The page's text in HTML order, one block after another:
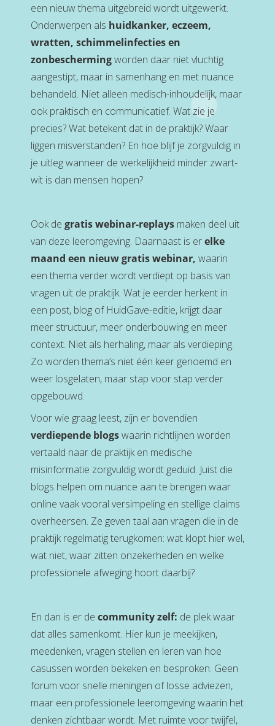
een nieuw thema uitgebreid wordt uitgewerkt.
Onderwerpen als huidkanker, eczeem,
wratten, schimmelinfecties en
zonbeschermingworden daar niet vluchtig
aangestipt, maar in samenhang en met nuance
behandeld. Niet alleen medisch-inhoudelijk, maar
ook praktisch en communicatief. Wat zie je
precies? Wat betekent dat in de praktijk? Waar
liggen misverstanden? En hoe blijf je zorgvuldig in
je uitleg wanneer de werkelijkheid minder zwart-
wit is dan mensen hopen?
Ook de gratis webinar-replays maken deel uit
van deze leeromgeving. Daarnaast is erelke
maand een nieuw gratis webinar, waarin
een thema verder wordt verdiept op basis van
vragen uit de praktijk. Wat je eerder herkent in
een post, blog of HuidGave-editie, krijgt daar
meer structuur, meer onderbouwing en meer
context. Niet als herhaling, maar als verdieping.
Zo worden thema’s niet één keer genoemd en
weer losgelaten, maar stap voor stap verder
opgebouwd.
Voor wie graag leest, zijn er bovendien
verdiepende blogswaarin richtlijnen worden
vertaald naar de praktijk en medische
misinformatie zorgvuldig wordt geduid. Juist die
blogs helpen om nuance aan te brengen waar
online vaak vooral versimpeling en stellige claims
overheersen. Ze geven taal aan vragen die in de
praktijk regelmatig terugkomen: wat klopt hier wel,
wat niet, waar zitten onzekerheden en welke
professionele afweging hoort daarbij?
En dan is er de community zelf: de plek waar
dat alles samenkomt. Hier kun je meekijken,
meedenken, vragen stellen en leren van hoe
casussen worden bekeken en besproken. Geen
forum voor snelle meningen of losse adviezen,
maar een professionele leeromgeving waarin het
denken zichtbaar wordt. Met ruimte voor twijfel,